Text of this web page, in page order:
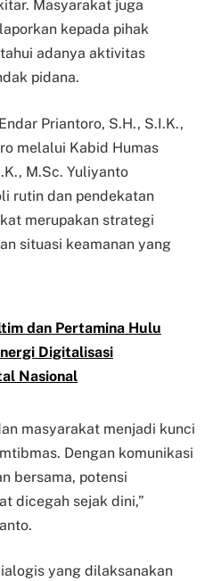
Masyarakat juga
kepada pihak
adanya aktivitas
pidana.
Priantoro, S.H., S.I.K.,
melalui Kabid Humas
M.Sc. Yuliyanto
rutin dan pendekatan
merupakan strategi
situasi keamanan yang
dan Pertamina Hulu
Digitalisasi
Nasional
masyarakat menjadi kunci
Dengan komunikasi
bersama, potensi
dicegah sejak dini,”
yang dilaksanakan